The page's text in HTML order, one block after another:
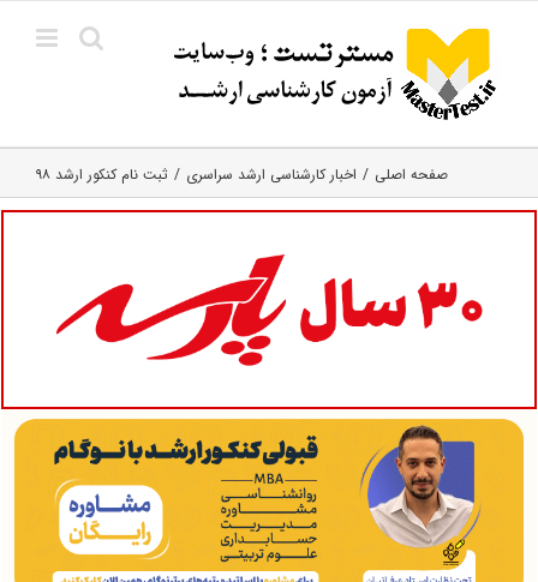
content
صفحه اصلی اخبار کارشناسی ارشد سراسری ثبت نام کنکور ارشد ۹۸